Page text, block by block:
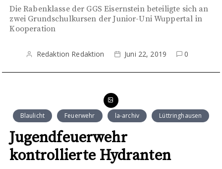
Die Rabenklasse der GGS Eisernstein beteiligte sich an
zwei Grundschulkursen der Junior-Uni Wuppertal in
Kooperation
Redaktion Redaktion Juni 22, 2019 0
Blaulicht Feuerwehr la-archiv Lüttringhausen
Jugendfeuerwehr
kontrollierte Hydranten